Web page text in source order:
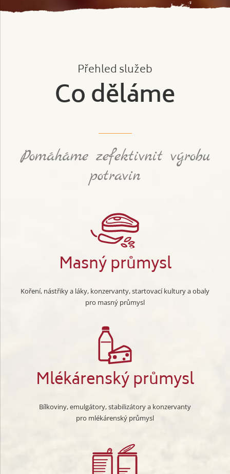
Přehled služeb
Co děláme
Pomáháme zefektivnit výrobu
potravin
Masný průmysl
Koření, nástřiky a láky, konzervanty, startovací kultury a obaly
pro masný průmysl
Mlékárenský průmysl
Bílkoviny, emulgátory, stabilizátory a konzervanty
pro mlékárenský průmysl